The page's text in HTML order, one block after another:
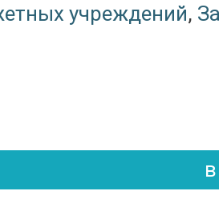
учреждений,